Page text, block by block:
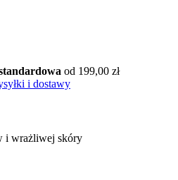
od 199,00 zł
i dostawy
i wrażliwej skóry